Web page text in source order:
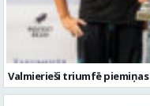
Valmierieši triumfē piemiņas